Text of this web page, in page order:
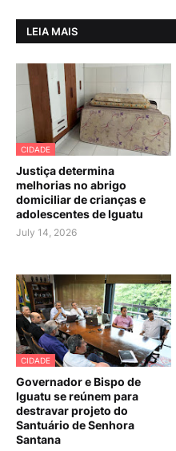
LEIA MAIS
CIDADE
Justiça determina
melhorias no abrigo
domiciliar de crianças e
adolescentes de Iguatu
July 14, 2026
CIDADE
Governador e Bispo de
Iguatu se reúnem para
destravar projeto do
Santuário de Senhora
Santana